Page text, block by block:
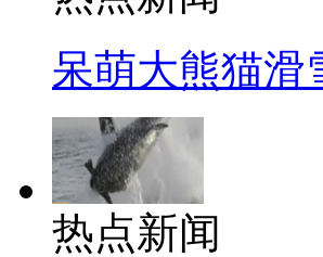
呆萌大熊猫滑
热点新闻